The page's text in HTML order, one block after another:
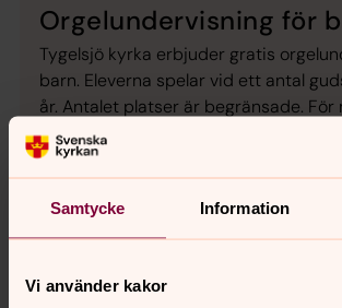
Samtycke Information
Vi använder kakor
Orgelundervisning för
Tygelsjö kyrka erbjuder gratis
barn. Eleverna spelar vid ett antal
år. Antalet platser är begränsade. För
information och anmälan, kontakta
Lindberg Christensen.